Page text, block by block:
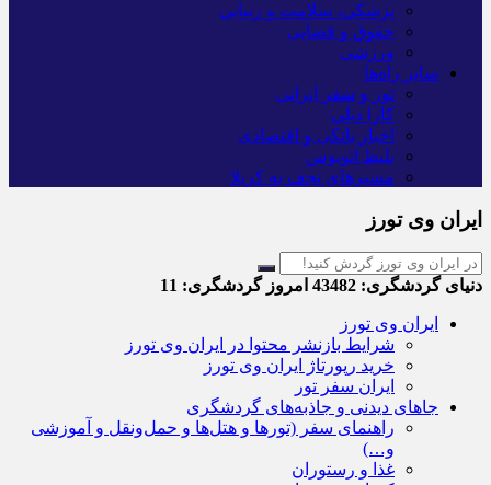
پزشکی، سلامت و زیبایی
حقوق و قضایی
ورزشی
سایر راه‌ها
تور و سفر ایرانی
کارا دیلی
اخبار بانکی و اقتصادی
بلیط اتوبوس
مسیرهای نجف به کربلا
ایران وی تورز
دنیای گردشگری: امروز گردشگری:
ایران وی تورز
شرایط بازنشر محتوا در ایران وی تورز
خرید رپورتاژ ایران وی تورز
ایران سفر تور
جاهای دیدنی و جاذبه‌های گردشگری
راهنمای سفر (تورها و هتل‌ها و حمل‌و‌نقل و آموزشی
و…)
غذا و رستوران